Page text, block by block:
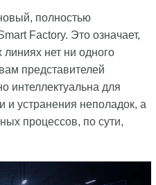
полностью
Factory. Это означает,
линиях нет ни одного
представителей
интеллектуальна для
и устранения неполадок, а
процессов, по сути,